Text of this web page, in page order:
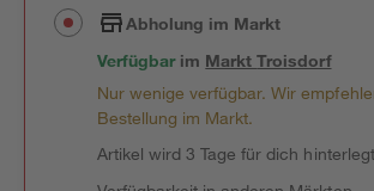
Abholung im Markt
Verfügbar im MarktTroisdorf
Nur wenige verfügbar. Wir
Bestellung im Markt.
Artikel wird 3 Tage für dich hinterlegt